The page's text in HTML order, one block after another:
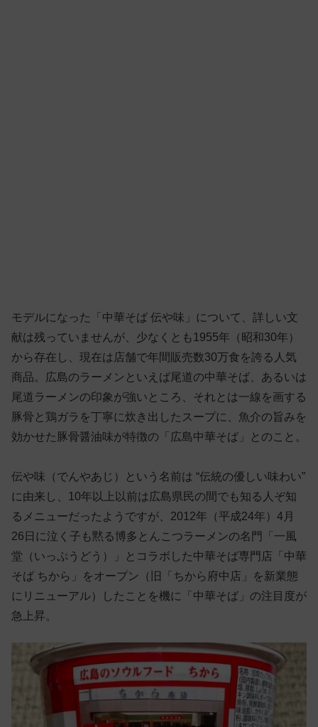
モデルになった「中華そば 伝や味」について、詳しい文
献は残っていませんが、少なくとも1955年（昭和30年）
から存在し、現在は店舗で年間販売数30万食を誇る人気
商品。広島のラーメンといえば尾道の中華そば、あるいは
尾道ラーメンの印象が強いところ、それとは一線を画する
豚骨と鶏ガラを丁寧に炊き出したスープに、魚介の旨みを
効かせた豚骨醤油味が特徴の「広島中華そば」とのこと。
伝や味（でんやあじ）という名前は “伝統の優しい味わい”
に由来し、10年以上以前は広島県民の間でも知る人ぞ知
るメニューだったようですが、2012年（平成24年）4月
26日に泣く子も黙る博多とんこつラーメンの名門「一風
堂（いっぷうどう）」とコラボした中華そば専門店「中華
そば ちから」をオープン（旧「ちから府中店」を新業態
にリニューアル）したことを機に「中華そば」の注目度が
急上昇。